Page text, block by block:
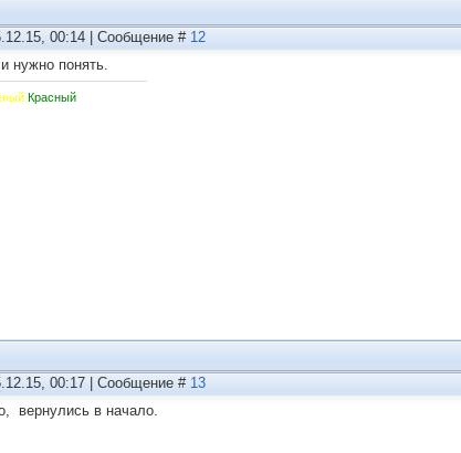
00:14 | Сообщение # 12
нужно понять.
Красный
00:17 | Сообщение # 13
вернулись в начало.